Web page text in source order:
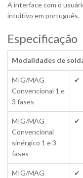
A interface com o
intuitivo em português.
Especificação
Modalidades de
MIG/MAG
Convencional 1 e
3 fases
✔
MIG/MAG
Convencional
sinérgico 1 e 3
fases
✔
MIG/MAG
✔